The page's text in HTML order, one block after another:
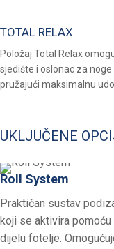
TOTAL RELAX
Položaj Total Relax
sjedište i oslonac za
pružajući maksimalnu
UKLJUČENE
Roll System
Praktičan sustav
koji se aktivira
dijelu fotelje.